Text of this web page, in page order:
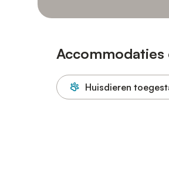
Accommodaties
Huisdieren